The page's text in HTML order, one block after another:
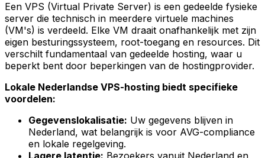
Een VPS (Virtual Private Server) is een gedeelde fysieke
server die technisch in meerdere virtuele machines
(VM's) is verdeeld. Elke VM draait onafhankelijk met zijn
eigen besturingssysteem, root-toegang en resources. Dit
verschilt fundamentaal van gedeelde hosting, waar u
beperkt bent door beperkingen van de hostingprovider.
Lokale Nederlandse VPS-hosting biedt specifieke
voordelen:
Gegevenslokalisatie: Uw gegevens blijven in
Nederland, wat belangrijk is voor AVG-compliance
en lokale regelgeving.